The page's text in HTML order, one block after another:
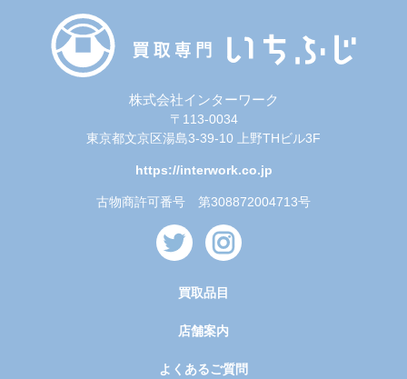
株式会社インターワーク
〒113-0034
東京都文京区湯島3-39-10 上野THビル3F
https://interwork.co.jp
古物商許可番号 第308872004713号
買取品目
店舗案内
よくあるご質問